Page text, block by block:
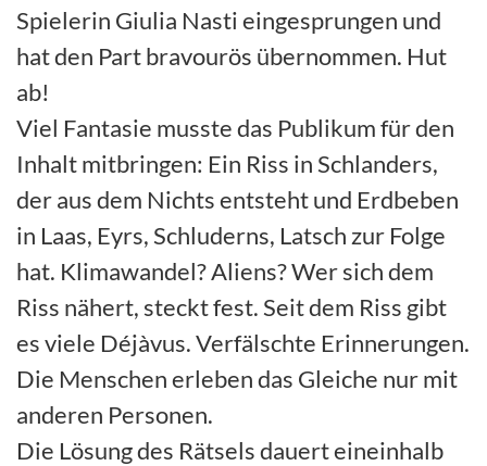
Spielerin Giulia Nasti eingesprungen und
hat den Part bravourös übernommen. Hut
ab!
Viel Fantasie musste das Publikum für den
Inhalt mitbringen: Ein Riss in Schlanders,
der aus dem Nichts entsteht und Erdbeben
in Laas, Eyrs, Schluderns, Latsch zur Folge
hat. Klimawandel? Aliens? Wer sich dem
Riss nähert, steckt fest. Seit dem Riss gibt
es viele Déjàvus. Verfälschte Erinnerungen.
Die Menschen erleben das Gleiche nur mit
anderen Personen.
Die Lösung des Rätsels dauert eineinhalb